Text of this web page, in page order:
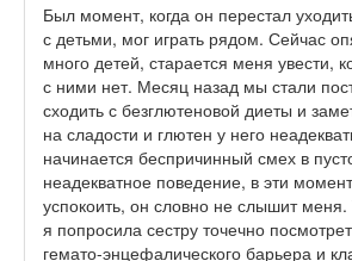
Был момент, когда он перестал
с детьми, мог играть рядом. Сейчас
много детей, старается меня увести,
с ними нет. Месяц назад мы стали
сходить с безглютеновой диеты и
на сладости и глютен у него
начинается беспричинный смех в
неадекватное поведение, в эти
успокоить, он словно не слышит меня.
я попросила сестру точечно
гемато-энцефалического барьера и